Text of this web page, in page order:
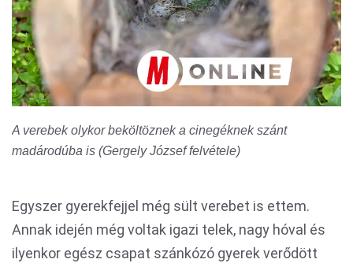
A verebek olykor beköltöznek a cinegéknek szánt
madárodúba is (Gergely József felvétele)
Egyszer gyerekfejjel még sült verebet is ettem.
Annak idején még voltak igazi telek, nagy hóval és
ilyenkor egész csapat szánkózó gyerek verődött